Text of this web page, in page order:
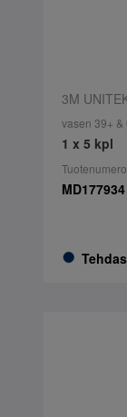
3M
vasen 39+ &
1 x 5 kpl
MD177934